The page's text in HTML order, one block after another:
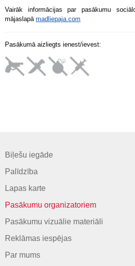
Vairāk informācijas par pasākumu
mājaslapā madliepaja.com
Pasākumā aizliegts ienest/ievest:
Biļešu iegāde
Palīdzība
Lapas karte
Pasākumu organizatoriem
Pasākumu vizuālie materiāli
Reklāmas iespējas
Par mums